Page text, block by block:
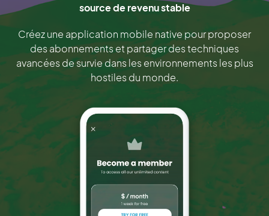
source de revenu stable
Créez une application mobile native pour proposer
des abonnements et partager des techniques
avancées de survie dans les environnements les plus
hostiles du monde.